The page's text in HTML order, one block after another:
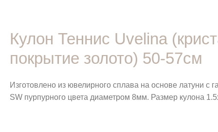
Кулон Теннис Uvelina
покрытие золото) 50-57см
Изготовлено из ювелирного сплава на основе латуни
SW пурпурного цвета диаметром 8мм. Размер кулона